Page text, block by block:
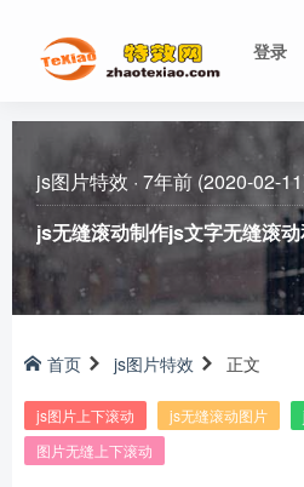
登录
js图片特效 · 7年前 (2020-02-
js无缝滚动制作js文字无缝滚
首页 js图片特效 正文
js图片上下滚动 js无缝滚动图片
图片无缝上下滚动